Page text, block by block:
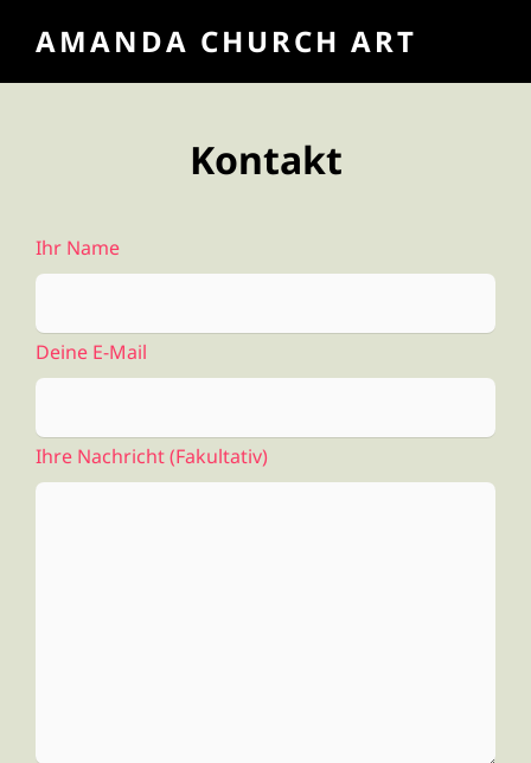
AMANDA CHURCH ART
Kontakt
Ihr Name
Deine E-Mail
Ihre Nachricht (fakultativ)